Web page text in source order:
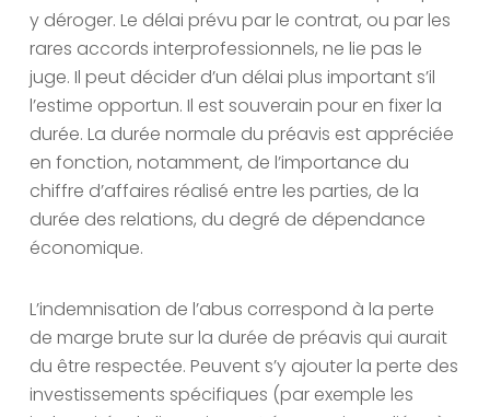
y déroger. Le délai prévu par le contrat, ou par les
rares accords interprofessionnels, ne lie pas le
juge. Il peut décider d’un délai plus important s’il
l’estime opportun. Il est souverain pour en fixer la
durée. La durée normale du préavis est appréciée
en fonction, notamment, de l’importance du
chiffre d’affaires réalisé entre les parties, de la
durée des relations, du degré de dépendance
économique.
L’indemnisation de l’abus correspond à la perte
de marge brute sur la durée de préavis qui aurait
du être respectée. Peuvent s’y ajouter la perte des
investissements spécifiques (par exemple les